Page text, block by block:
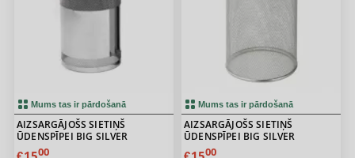
Mums tas ir pārdošanā
AIZSARGĀJOŠS SIETIŅŠ
ŪDENSPĪPEI BIG SILVER
00
Mums tas ir pārdošanā
AIZSARGĀJOŠS SIETIŅŠ
ŪDENSPĪPEI BIG SILVER
00